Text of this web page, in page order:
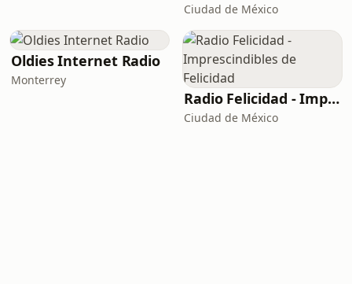
Ciudad de México
Oldies Internet Radio
Monterrey
Radio Felicidad - Imprescindibles de Felicidad
Ciudad de México